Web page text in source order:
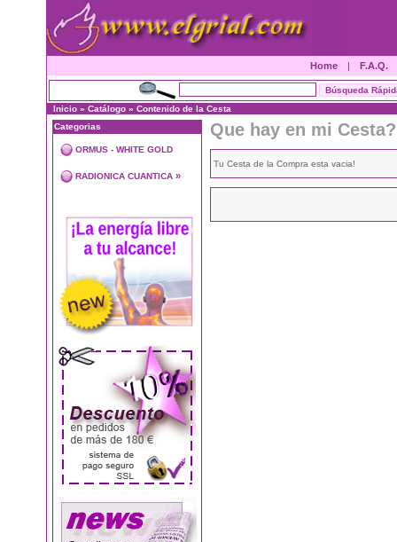
Home | F.A.Q.
Inicio » Catálogo » Contenido de la Cesta
Categorias
ORMUS - WHITE GOLD
RADIONICA CUANTICA »
Que hay en mi Cesta?
Tu Cesta de la Compra esta vacia!